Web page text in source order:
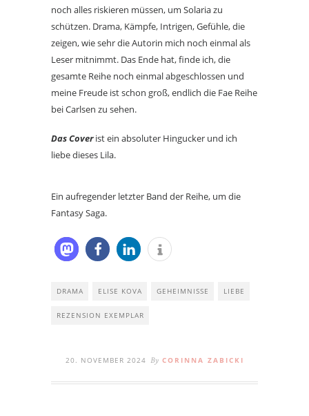
noch alles riskieren müssen, um Solaria zu
schützen. Drama, Kämpfe, Intrigen, Gefühle, die
zeigen, wie sehr die Autorin mich noch einmal als
Leser mitnimmt. Das Ende hat, finde ich, die
gesamte Reihe noch einmal abgeschlossen und
meine Freude ist schon groß, endlich die Fae Reihe
bei Carlsen zu sehen.
Das Cover ist ein absoluter Hingucker und ich
liebe dieses Lila.
Ein aufregender letzter Band der Reihe, um die
Fantasy Saga.
DRAMA ELISE KOVA GEHEIMNISSE LIEBE
REZENSION EXEMPLAR
20. NOVEMBER 2024 By CORINNA ZABICKI